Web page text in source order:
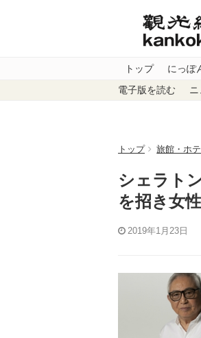
トップ にっぽ
電子版を読む ニ
トップ 旅館・ホ
シェラト
を招き女
2019年1月23日